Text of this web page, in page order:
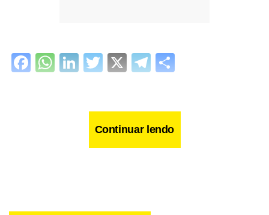
Facebook
WhatsApp
LinkedIn
Twitter
X Telegram
Continuar lendo